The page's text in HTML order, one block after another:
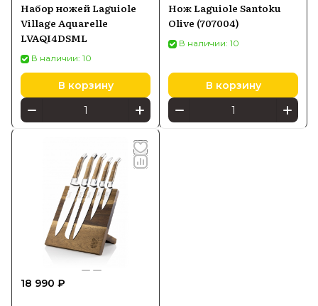
Набор ножей Laguiole
Village Aquarelle
LVAQI4DSML
В наличии: 10
В корзину
Нож Laguiole Santoku
Olive (707004)
В наличии: 10
В корзину
18 990 ₽